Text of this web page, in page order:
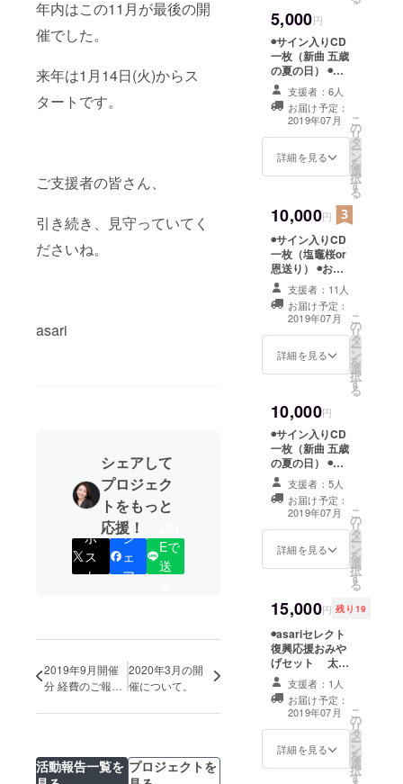
年内はこの11月が最後の開
催でした。
来年は1月14日(火)からス
タートです。
ご支援者の皆さん、
引き続き、見守っていてく
ださいね。
asari
シェアして
プロジェク
トをもっと
応援！
ポ
ス
ト
シ
ェ
ア
Eで
送
2019年9月開催
分 経費のご報
2020年3月の開
催について。
活動報告一覧を プロジェクトを
住宅での炊
き出しライ
ブや、復興
応援ライブ
の開催、震
災体験から
た防災や命
参加してい
る。2015年
には仙台市
福祉プラザ
にて自身初
の300人規模
ホールワン
サートを成
また、ボー
カルグルー
プとしての
活動経験も
あり角松敏
生、八神純
子などコン
サートに
る。2016
年、全日本
こころの歌
謡選手権大
会へ出場。
ファイナリ
ストとなり
内閣府後援
こころ歌大
5,000円
◉サイン入りCD
一枚（新曲 五歳
の夏の日） ◉直
筆お礼ハガキ
支援者：6人
お届け予定：
2019年07月
詳細を見る
こ
の
リ
タ
ー
ン
を
選
択
す
る
10,000円
◉サイン入りCD
一枚（塩竈桜or
恩送り） ◉お礼
の手紙 ◉asariの
ブロマイド一枚
（非売品）
支援者：11人
お届け予定：
2019年07月
詳細を見る
こ
の
リ
タ
ー
ン
を
選
択
す
る
10,000円
◉サイン入りCD
一枚（新曲 五歳
の夏の日） ◉お
礼の手紙 ◉asari
のブロマイド一
枚（非売品）
支援者：5人
お届け予定：
2019年07月
詳細を見る
こ
の
リ
タ
ー
ン
を
選
択
す
る
15,000円 残り19
◉asariセレクト
復興応援おみや
げセット 太田
與八郎商店（宮
城県塩竈市）の
「味噌、醤油、
ポン酢のうち2
品」 ・味噌、
醤油、ポン酢か
ら2品お選びいた
支援者：1人
お届け予定：
2019年07月
詳細を見る
こ
の
リ
タ
ー
ン
を
選
択
す